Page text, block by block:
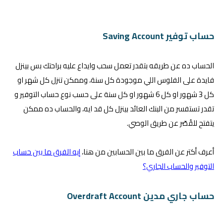
حساب توفير Saving Account
الحساب ده عن طريقه بتقدر تعمل سحب وايداع عليه براحتك بس بينزل
فايدة على الفلوس اللي موجودة كل سنة، وممكن تنزل كل شهر او
كل 3 شهور او كل 6 شهور او كل سنة على حسب نوع حساب التوفير و
تقدر تستفسر من البنك العائد بينزل كل قد ايه، والحساب ده ممكن
يتفتح للقُصّر عن طريق الوصي.
أعرف أكتر عن الفرق ما بين الحسابين من هنا،إيه الفرق ما بين حساب
التوفير والحساب الجاري؟
حساب جاري مدين Overdraft Account